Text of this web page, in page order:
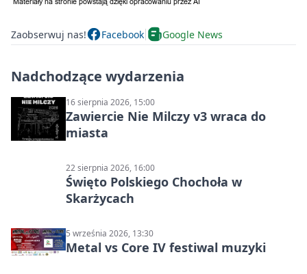
Zaobserwuj nas! Facebook Google News
Nadchodzące wydarzenia
16 sierpnia 2026, 15:00
Zawiercie Nie Milczy v3 wraca do
miasta
22 sierpnia 2026, 16:00
Święto Polskiego Chochoła w
Skarżycach
5 września 2026, 13:30
Metal vs Core IV festiwal muzyki